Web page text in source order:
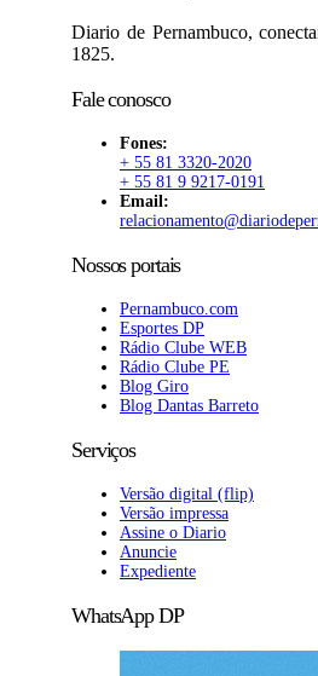
Diario de Pernambuco,
1825.
Fale conosco
Fones:
+ 55 81 3320-2020
+ 55 81 9 9217-0191
Email:
Nossos portais
Pernambuco.com
Esportes DP
Rádio Clube WEB
Rádio Clube PE
Blog Giro
Blog Dantas Barreto
Serviços
Versão digital (flip)
Versão impressa
Assine o Diario
Anuncie
Expediente
WhatsApp DP